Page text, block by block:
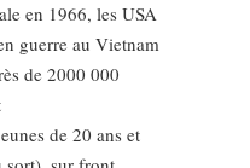
en 1966, les USA
guerre au Vietnam
de 2000 000
de 20 ans et